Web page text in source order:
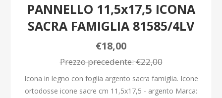
PANNELLO 11,5x17,5 ICONA
SACRA FAMIGLIA 81585/4LV
€18,00
Prezzo precedente:€22,00
Icona in legno con foglia argento sacra famiglia. Icone
ortodosse icone sacre cm 11,5x17,5 - argento Marca: